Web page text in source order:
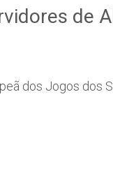
de
dos Jogos dos